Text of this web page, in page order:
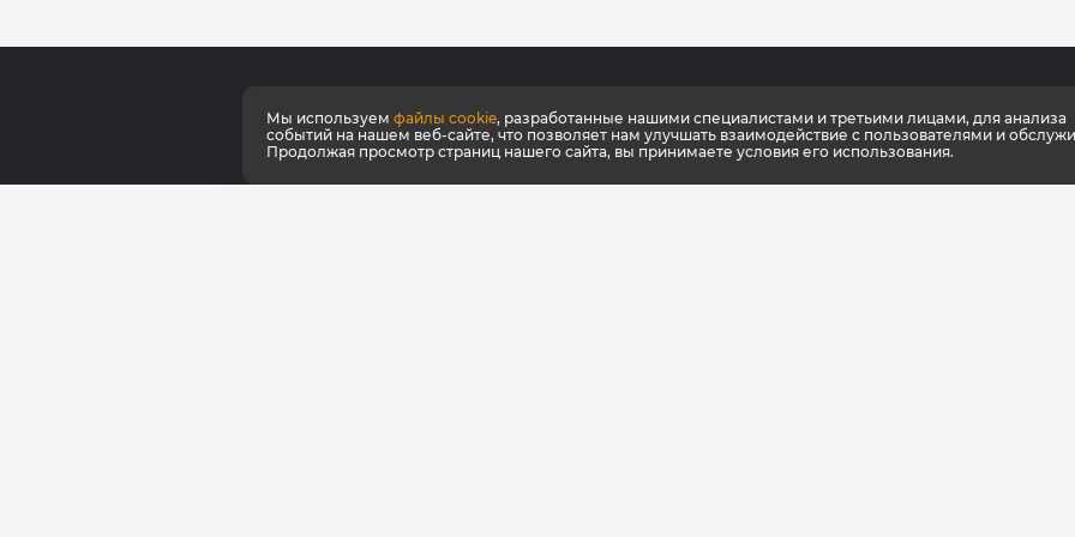
О компании
Сертификаты качества
Новости
Консультации тренера
Каталог
Спортивное
Мы используем файлы cookie, разработанные нашими специалистами и третьими лицами, для анализа
событий на нашем веб-сайте, что позволяет нам улучшать взаимодействие с пользователями и
Продолжая просмотр страниц нашего сайта, вы принимаете условия его использования.